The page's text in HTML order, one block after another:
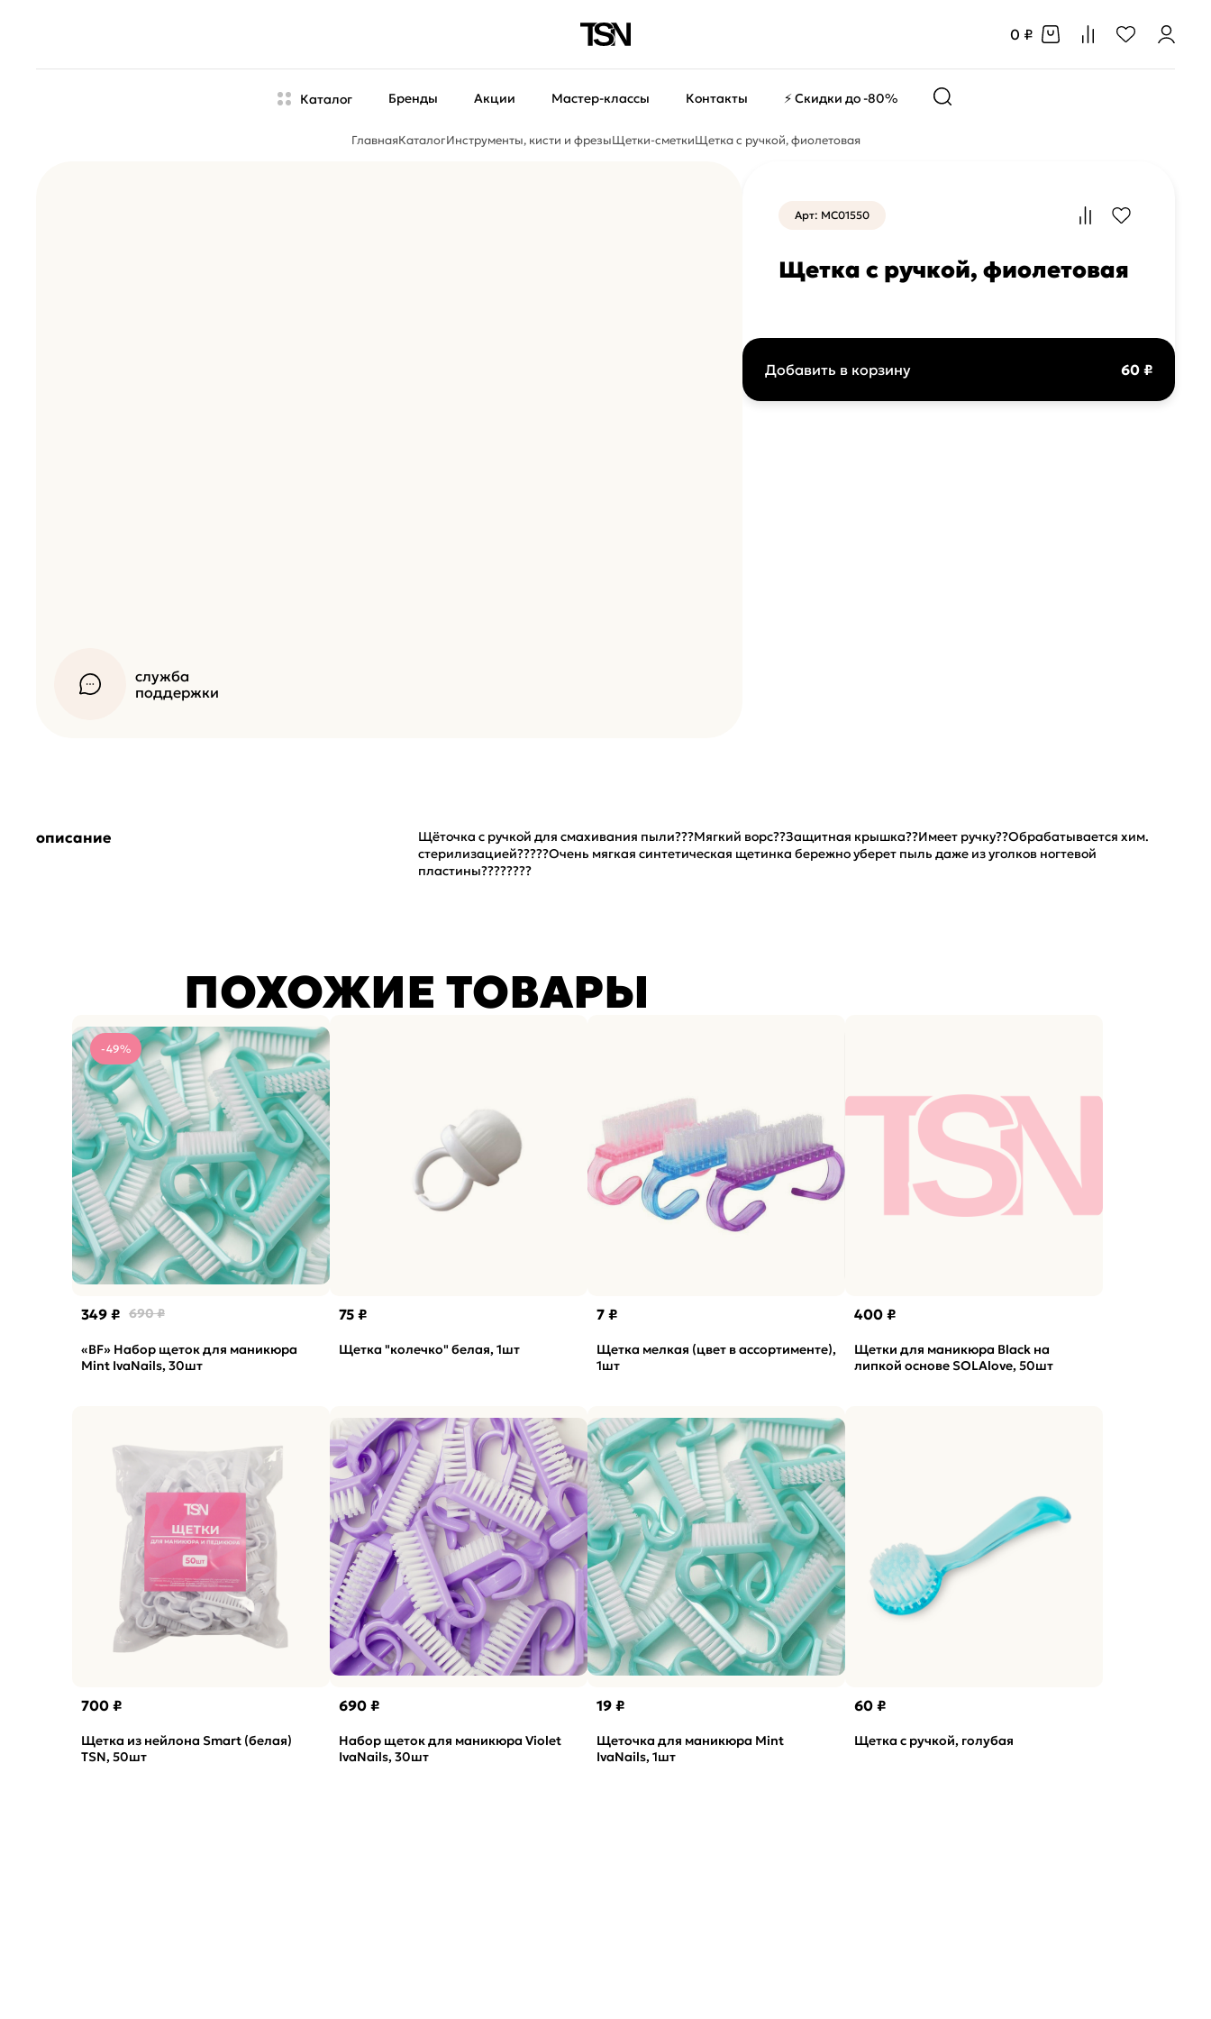
0 ₽
Каталог Бренды Акции Мастер-классы Контакты ⚡ Скидки до -80%
ГлавнаяКаталогИнструменты, кисти и фрезыЩетки-сметкиЩетка с ручкой, фиолетовая
служба
поддержки
Арт: MC01550
Щетка с ручкой, фиолетовая
Добавить в корзину 60 ₽
описание
Щёточка с ручкой для смахивания пыли???Мягкий ворс??Защитная крышка??Имеет ручку??Обрабатывается хим.
стерилизацией?????Очень мягкая синтетическая щетинка бережно уберет пыль даже из уголков ногтевой
пластины????????
ПОХОЖИЕ ТОВАРЫ
-49%
349 ₽ 690 ₽
«BF» Набор щеток для маникюра
Mint IvaNails, 30шт
75 ₽
Щетка "колечко" белая, 1шт
7 ₽
Щетка мелкая (цвет в ассортименте),
1шт
400 ₽
Щетки для маникюра Black на
липкой основе SOLAlove, 50шт
700 ₽
Щетка из нейлона Smart (белая)
TSN, 50шт
690 ₽
Набор щеток для маникюра Violet
IvaNails, 30шт
19 ₽
Щеточка для маникюра Mint
IvaNails, 1шт
60 ₽
Щетка с ручкой, голубая